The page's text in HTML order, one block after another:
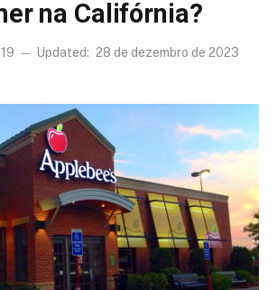
na Califórnia?
Updated: 28 de dezembro de 2023